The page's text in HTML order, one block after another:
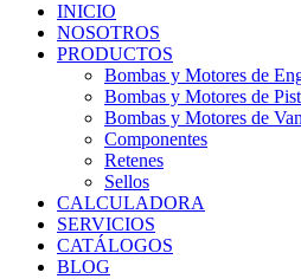
INICIO
NOSOTROS
PRODUCTOS
Bombas y Motores de
Bombas y Motores de
Bombas y Motores de
Componentes
Retenes
Sellos
CALCULADORA
SERVICIOS
CATÁLOGOS
BLOG